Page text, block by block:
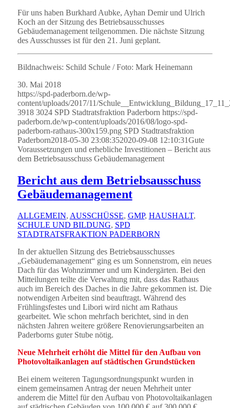
Für uns haben Burkhard Aubke, Ayhan Demir und Ulrich
Koch an der Sitzung des Betriebsausschusses
Gebäudemanagement teilgenommen. Die nächste Sitzung
des Ausschusses ist für den 21. Juni geplant.
Bildnachweis: Schild Schule / Foto: Mark Heinemann
30. Mai 2018
https://spd-paderborn.de/wp-
content/uploads/2017/11/
3918 3024 SPD Stadtratsfraktion Paderborn https://spd-
paderborn.de/wp-content/uploads/2016/08/logo-spd-
paderborn-rathaus-300x159.png SPD Stadtratsfraktion
Paderborn2018-05-30 23:08:352020-09-08 12:10:31Gute
Voraussetzungen und erhebliche Investitionen – Bericht aus
dem Betriebsausschuss Gebäudemanagement
Bericht aus dem Betriebsausschuss
Gebäudemanagement
ALLGEMEIN, AUSSCHÜSSE, GMP, HAUSHALT,
SCHULE UND BILDUNG, SPD
STADTRATSFRAKTION PADERBORN
In der aktuellen Sitzung des Betriebsausschusses
„Gebäudemanagement“ ging es um Sonnenstrom, ein neues
Dach für das Wohnzimmer und um Kindergärten. Bei den
Mitteilungen teilte die Verwaltung mit, dass das Rathaus
auch im Bereich des Daches in die Jahre gekommen ist. Die
notwendigen Arbeiten sind beauftragt. Während des
Frühlingsfestes und Libori wird nicht am Rathaus
gearbeitet. Wie schon mehrfach berichtet, sind in den
nächsten Jahren weitere größere Renovierungsarbeiten an
Paderborns guter Stube nötig.
Neue Mehrheit erhöht die Mittel für den Aufbau von
Photovoltaikanlagen auf städtischen Grundstücken
Bei einem weiteren Tagungsordnungspunkt wurden in
einem gemeinsamen Antrag der neuen Mehrheit unter
anderem die Mittel für den Aufbau von Photovoltaikanlagen